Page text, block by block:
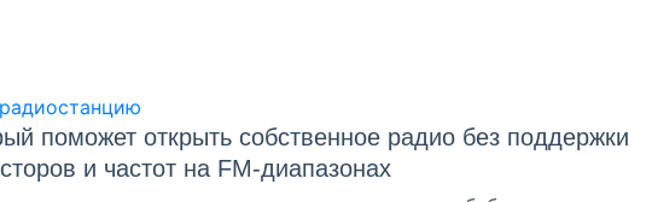
поможет открыть собственное радио без поддержки
и частот на FM-диапазонах